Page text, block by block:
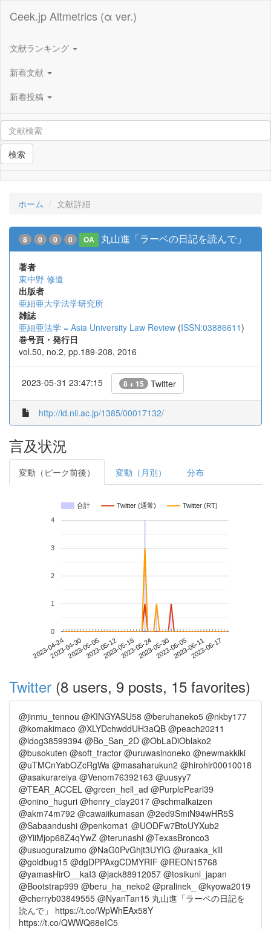
Ceek.jp Altmetrics (α ver.)
文献ランキング
新着文献
新着投稿
検索
ホーム 文献詳細
8 0 0 0 OA 丸山進「ラーベの日記を読んで」
著者
東中野 修道
出版者
亜細亜大学法学研究所
雑誌
亜細亜法学 = Asia University Law Review (ISSN:03886611)
巻号頁・発行日
vol.50, no.2, pp.189-208, 2016
2023-05-31 23:47:15 8 + 15 Twitter
http://id.nii.ac.jp/1385/00017132/
言及状況
変動（ピーク前後） 変動（月別） 分布
合計 Twitter (通常) Twitter (RT)
2023-04-242023-04-302023-05-062023-05-122023-05-182023-05-242023-05-302023-06-052023-06-112023-06-17
0
1
2
3
4
Twitter (8 users, 9 posts, 15 favorites)
@jinmu_tennou @KINGYASU58 @beruhaneko5 @nkby177
@komakimaco @XLYDchwddUH3aQB @peach20211
@idog38599394 @Bo_San_2D @ObLaDiOblako2
@busokuten @soft_tractor @uruwasinoneko @newmakkiki
@uTMCnYabOZcRgWa @masaharukun2 @hirohir00010018
@asakurareiya @Venom76392163 @uusyy7
@TEAR_ACCEL @green_hell_ad @PurplePearl39
@onino_huguri @henry_clay2017 @schmalkaizen
@akm74m792 @cawaiikumasan @2ed9SmiN94wHR5S
@Sabaandushi @penkoma1 @UODFw7BtoUYXub2
@YiiMjop68Z4qYwZ @terunashi @TexasBronco3
@usuoguraizumo @NaG0PvGhjt3UYIG @uraaka_kill
@goldbug15 @dgDPPAxgCDMYRIF @REON15768
@yamasHirO__kaI3 @jack88912057 @tosikuni_japan
@Bootstrap999 @beru_ha_neko2 @pralinek_ @kyowa2019
@cherryb03849555 @NyanTan15 丸山進「ラーベの日記を
読んで」 https://t.co/WpWhEAx58Y
https://t.co/QWWQ68eIC5